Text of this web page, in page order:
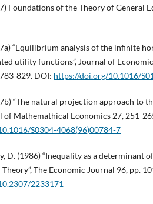
Foundations of the Theory of General
“Equilibrium analysis of the infinite
utility functions”, Journal of
829. DOI: https://doi.org/10.1016/
“The natural projection approach to
of Mathemathical Economics 27, 251-
S0304-4068(96)00784-7
D. (1986) “Inequality as a determinant
The Economic Journal 96, pp.
2233171